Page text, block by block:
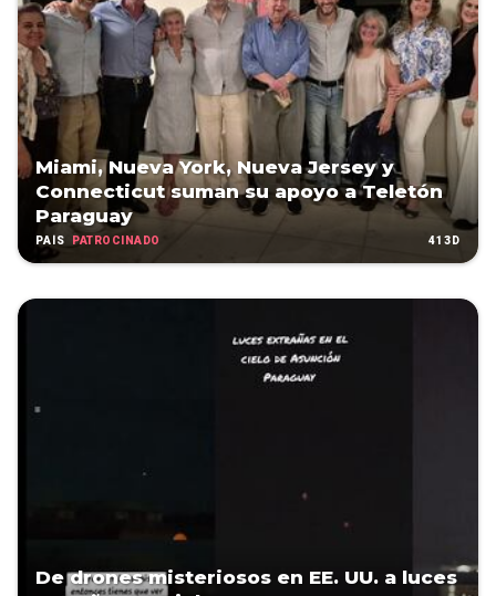
Miami, Nueva York, Nueva Jersey y
Connecticut suman su apoyo a Teletón
Paraguay
PAÍS PATROCINADO 413D
De drones misteriosos en EE. UU. a luces